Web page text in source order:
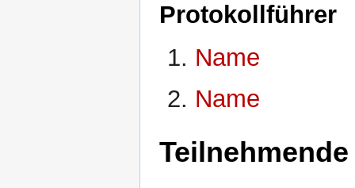
Protokollführer
Name
Name
Teilnehmende